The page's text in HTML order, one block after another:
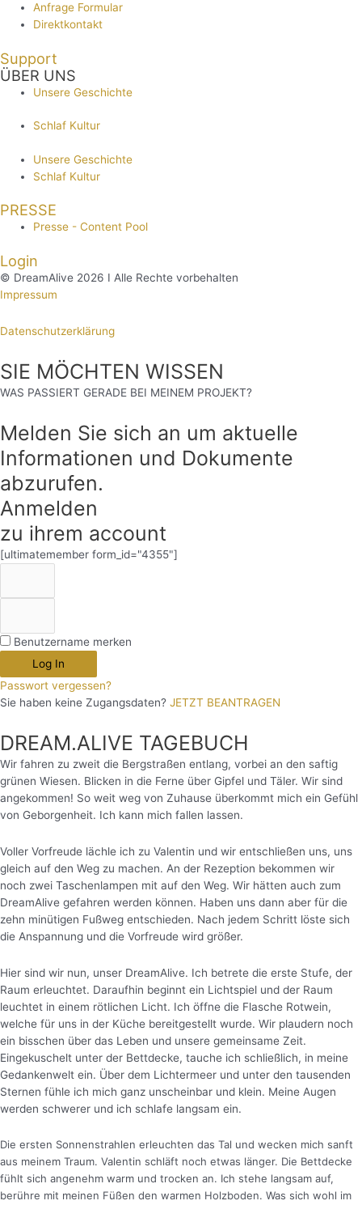
Anfrage Formular
Direktkontakt
Support
ÜBER UNS
Unsere Geschichte
Schlaf Kultur
Unsere Geschichte
Schlaf Kultur
PRESSE
Presse - Content Pool
Login
© DreamAlive 2026 I Alle Rechte vorbehalten
Impressum
Datenschutzerklärung
SIE MÖCHTEN WISSEN
WAS PASSIERT GERADE BEI MEINEM PROJEKT?
Melden Sie sich an um aktuelle
Informationen und Dokumente
abzurufen.
Anmelden
zu ihrem account
[ultimatemember form_id="4355"]
Benutzername merken
Log In
Passwort vergessen?
Sie haben keine Zugangsdaten? JETZT BEANTRAGEN
DREAM.ALIVE TAGEBUCH
Wir fahren zu zweit die Bergstraßen entlang, vorbei an den saftig
grünen Wiesen. Blicken in die Ferne über Gipfel und Täler. Wir sind
angekommen! So weit weg von Zuhause überkommt mich ein Gefühl
von Geborgenheit. Ich kann mich fallen lassen.
Voller Vorfreude lächle ich zu Valentin und wir entschließen uns, uns
gleich auf den Weg zu machen. An der Rezeption bekommen wir
noch zwei Taschenlampen mit auf den Weg. Wir hätten auch zum
DreamAlive gefahren werden können. Haben uns dann aber für die
zehn minütigen Fußweg entschieden. Nach jedem Schritt löste sich
die Anspannung und die Vorfreude wird größer.
Hier sind wir nun, unser DreamAlive. Ich betrete die erste Stufe, der
Raum erleuchtet. Daraufhin beginnt ein Lichtspiel und der Raum
leuchtet in einem rötlichen Licht. Ich öffne die Flasche Rotwein,
welche für uns in der Küche bereitgestellt wurde. Wir plaudern noch
ein bisschen über das Leben und unsere gemeinsame Zeit.
Eingekuschelt unter der Bettdecke, tauche ich schließlich, in meine
Gedankenwelt ein. Über dem Lichtermeer und unter den tausenden
Sternen fühle ich mich ganz unscheinbar und klein. Meine Augen
werden schwerer und ich schlafe langsam ein.
Die ersten Sonnenstrahlen erleuchten das Tal und wecken mich sanft
aus meinem Traum. Valentin schläft noch etwas länger. Die Bettdecke
fühlt sich angenehm warm und trocken an. Ich stehe langsam auf,
berühre mit meinen Füßen den warmen Holzboden. Was sich wohl im